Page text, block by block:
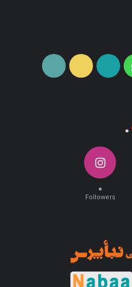
واتس
آپ
آپارات ایتا
۰